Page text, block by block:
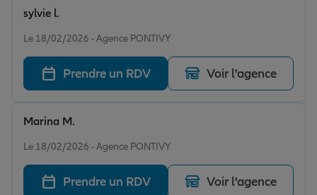
Le 18/02/2026 - Agence PONTIVY
sylvie l.
Prendre un RDV Voir l'agence
Le 18/02/2026 - Agence PONTIVY
Marina M.
Prendre un RDV Voir l'agence